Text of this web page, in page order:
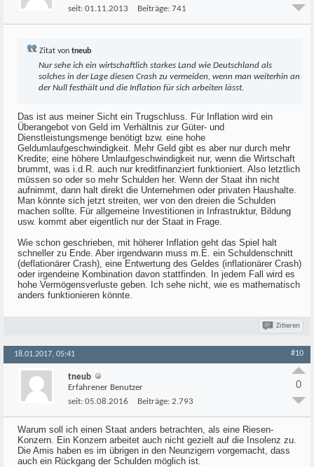
seit: 01.11.2013 Beiträge: 741
Zitat von tneub
Nur sehe ich ein wirtschaftlich starkes Land wie Deutschland als
solches in der Lage diesen Crash zu vermeiden, wenn man weiterhin an
der Null festhält und die Inflation für sich arbeiten lässt.
Das ist aus meiner Sicht ein Trugschluss. Für Inflation wird ein
Überangebot von Geld im Verhältnis zur Güter- und
Dienstleistungsmenge benötigt bzw. eine hohe
Geldumlaufgeschwindigkeit. Mehr Geld gibt es aber nur durch mehr
Kredite; eine höhere Umlaufgeschwindigkeit nur, wenn die Wirtschaft
brummt, was i.d.R. auch nur kreditfinanziert funktioniert. Also letztlich
müssen so oder so mehr Schulden her. Wenn der Staat ihn nicht
aufnimmt, dann halt direkt die Unternehmen oder privaten Haushalte.
Man könnte sich jetzt streiten, wer von den dreien die Schulden
machen sollte. Für allgemeine Investitionen in Infrastruktur, Bildung
usw. kommt aber eigentlich nur der Staat in Frage.
Wie schon geschrieben, mit höherer Inflation geht das Spiel halt
schneller zu Ende. Aber irgendwann muss m.E. ein Schuldenschnitt
(deflationärer Crash), eine Entwertung des Geldes (inflationärer Crash)
oder irgendeine Kombination davon stattfinden. In jedem Fall wird es
hohe Vermögensverluste geben. Ich sehe nicht, wie es mathematisch
anders funktionieren könnte.
Zitieren
18.01.2017, 05:41 #10
tneub
Erfahrener Benutzer
seit: 05.08.2016 Beiträge: 2.793
0
Warum soll ich einen Staat anders betrachten, als eine Riesen-
Konzern. Ein Konzern arbeitet auch nicht gezielt auf die Insolenz zu.
Die Amis haben es im übrigen in den Neunzigern vorgemacht, dass
auch ein Rückgang der Schulden möglich ist.